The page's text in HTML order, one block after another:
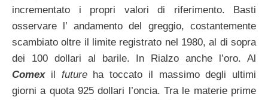
incrementato i propri valori di riferimento. Basti
osservare l’ andamento del greggio, costantemente
scambiato oltre il limite registrato nel 1980, al di sopra
dei 100 dollari al barile. In Rialzo anche l’oro. Al
Comexil futureha toccato il massimo degli ultimi
giorni a quota 925 dollari l’oncia. Tra le materie prime